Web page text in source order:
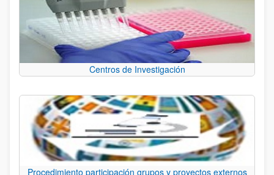
Centros de Investigación
Procedimiento participación grupos y proyectos externos